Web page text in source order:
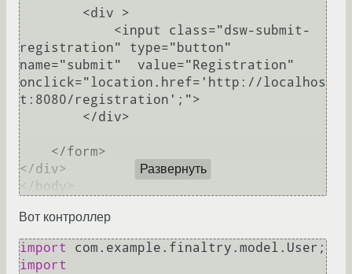
registration" type="button"
name="submit"  value="Registration"
onclick="location.href='http://localhos
t:8080/registration';">
</div>
Развернуть
Вот контроллер
import
import